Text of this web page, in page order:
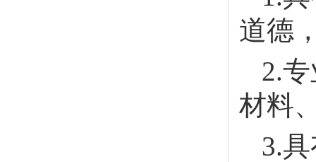
道德
2.
材料
3.